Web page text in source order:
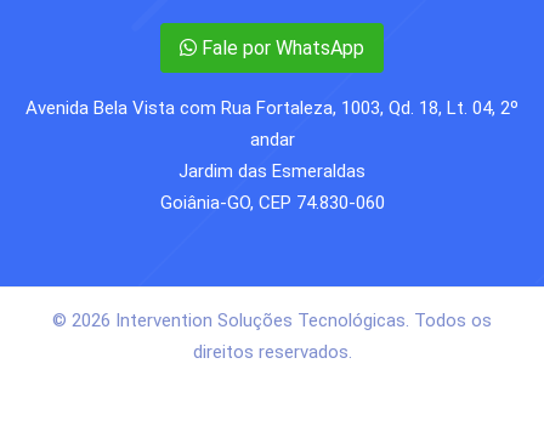
Fale por WhatsApp
Avenida Bela Vista com Rua Fortaleza, 1003, Qd. 18, Lt. 04, 2º
andar
Jardim das Esmeraldas
Goiânia-GO, CEP 74.830-060
© 2026 Intervention Soluções Tecnológicas. Todos os
direitos reservados.